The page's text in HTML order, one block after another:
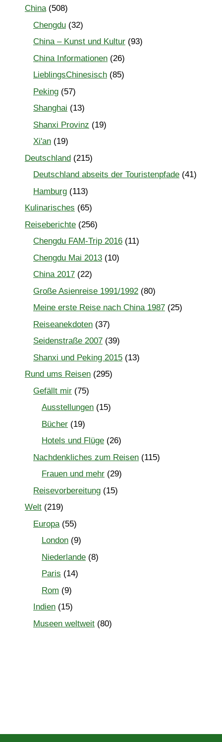
China(508)
Chengdu (32)
China – Kunst und Kultur (93)
China Informationen (26)
LieblingsChinesisch (85)
Peking (57)
Shanghai (13)
Shanxi Provinz (19)
Xi'an (19)
Deutschland (215)
Deutschland abseits der Touristenpfade (41)
Hamburg (113)
Kulinarisches (65)
Reiseberichte (256)
Chengdu FAM-Trip 2016 (11)
Chengdu Mai 2013 (10)
China 2017 (22)
Große Asienreise 1991/1992 (80)
Meine erste Reise nach China 1987 (25)
Reiseanekdoten (37)
Seidenstraße 2007 (39)
Shanxi und Peking 2015 (13)
Rund ums Reisen (295)
Gefällt mir (75)
Ausstellungen (15)
Bücher (19)
Hotels und Flüge (26)
Nachdenkliches zum Reisen (115)
Frauen und mehr (29)
Reisevorbereitung (15)
Welt (219)
Europa(55)
London (9)
Niederlande (8)
Paris (14)
Rom (9)
Indien (15)
Museen weltweit (80)